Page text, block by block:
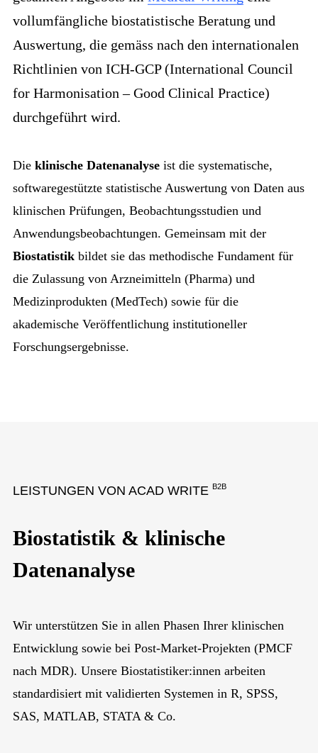
vollumfängliche biostatistische Beratung und
Auswertung, die gemäss nach den internationalen
Richtlinien von ICH-GCP (International Council
for Harmonisation – Good Clinical Practice)
durchgeführt wird.
Die klinische Datenanalyse ist die systematische,
softwaregestützte statistische Auswertung von Daten aus
klinischen Prüfungen, Beobachtungsstudien und
Anwendungsbeobachtungen. Gemeinsam mit der
Biostatistik bildet sie das methodische Fundament für
die Zulassung von Arzneimitteln (Pharma) und
Medizinprodukten (MedTech) sowie für die
akademische Veröffentlichung institutioneller
Forschungsergebnisse.
LEISTUNGEN VON ACAD WRITE B2B
Biostatistik & klinische
Datenanalyse
Wir unterstützen Sie in allen Phasen Ihrer klinischen
Entwicklung sowie bei Post-Market-Projekten (PMCF
nach MDR). Unsere Biostatistiker:innen arbeiten
standardisiert mit validierten Systemen in R, SPSS,
SAS, MATLAB, STATA & Co.